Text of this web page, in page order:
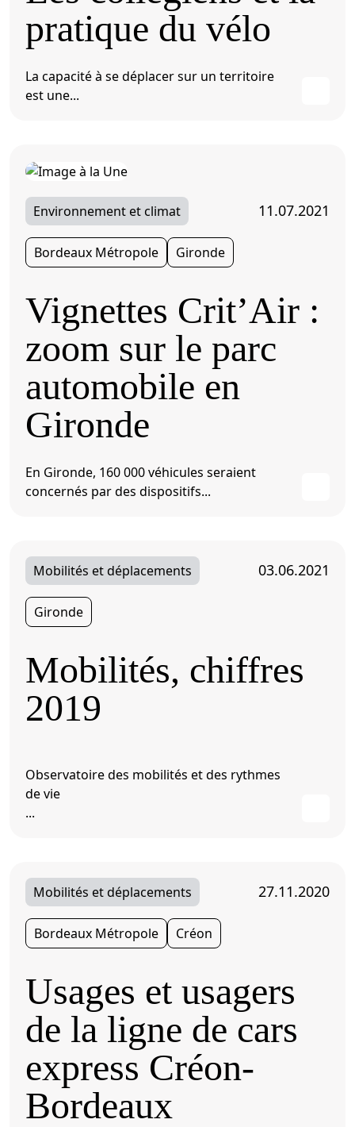
pratique du vélo
La capacité à se déplacer sur un territoire
est une...
Environnement et climat 11.07.2021
Bordeaux Métropole Gironde
Vignettes Crit’Air :
zoom sur le parc
automobile en
Gironde
En Gironde, 160 000 véhicules seraient
concernés par des dispositifs...
Mobilités et déplacements 03.06.2021
Gironde
Mobilités, chiffres
2019
Observatoire des mobilités et des rythmes
de vie
...
Mobilités et déplacements 27.11.2020
Bordeaux Métropole Créon
Usages et usagers
de la ligne de cars
express Créon-
Bordeaux